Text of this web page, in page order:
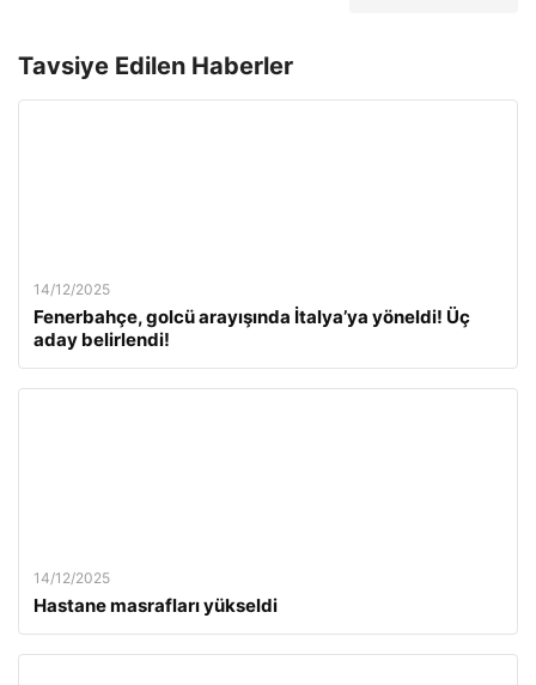
Tavsiye Edilen Haberler
14/12/2025
Fenerbahçe, golcü arayışında İtalya’ya yöneldi! Üç
aday belirlendi!
14/12/2025
Hastane masrafları yükseldi